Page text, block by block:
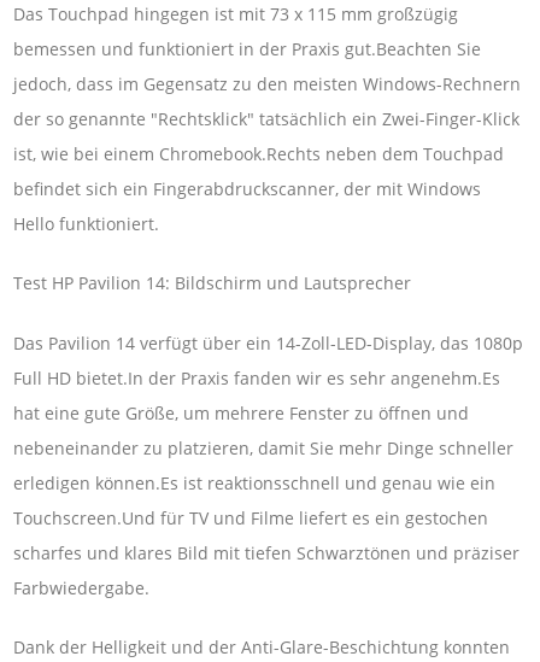
Das Touchpad hingegen ist mit 73 x 115 mm großzügig
bemessen und funktioniert in der Praxis gut.Beachten Sie
jedoch, dass im Gegensatz zu den meisten Windows-Rechnern
der so genannte "Rechtsklick" tatsächlich ein Zwei-Finger-Klick
ist, wie bei einem Chromebook.Rechts neben dem Touchpad
befindet sich ein Fingerabdruckscanner, der mit Windows
Hello funktioniert.
Test HP Pavilion 14: Bildschirm und Lautsprecher
Das Pavilion 14 verfügt über ein 14-Zoll-LED-Display, das 1080p
Full HD bietet.In der Praxis fanden wir es sehr angenehm.Es
hat eine gute Größe, um mehrere Fenster zu öffnen und
nebeneinander zu platzieren, damit Sie mehr Dinge schneller
erledigen können.Es ist reaktionsschnell und genau wie ein
Touchscreen.Und für TV und Filme liefert es ein gestochen
scharfes und klares Bild mit tiefen Schwarztönen und präziser
Farbwiedergabe.
Dank der Helligkeit und der Anti-Glare-Beschichtung konnten